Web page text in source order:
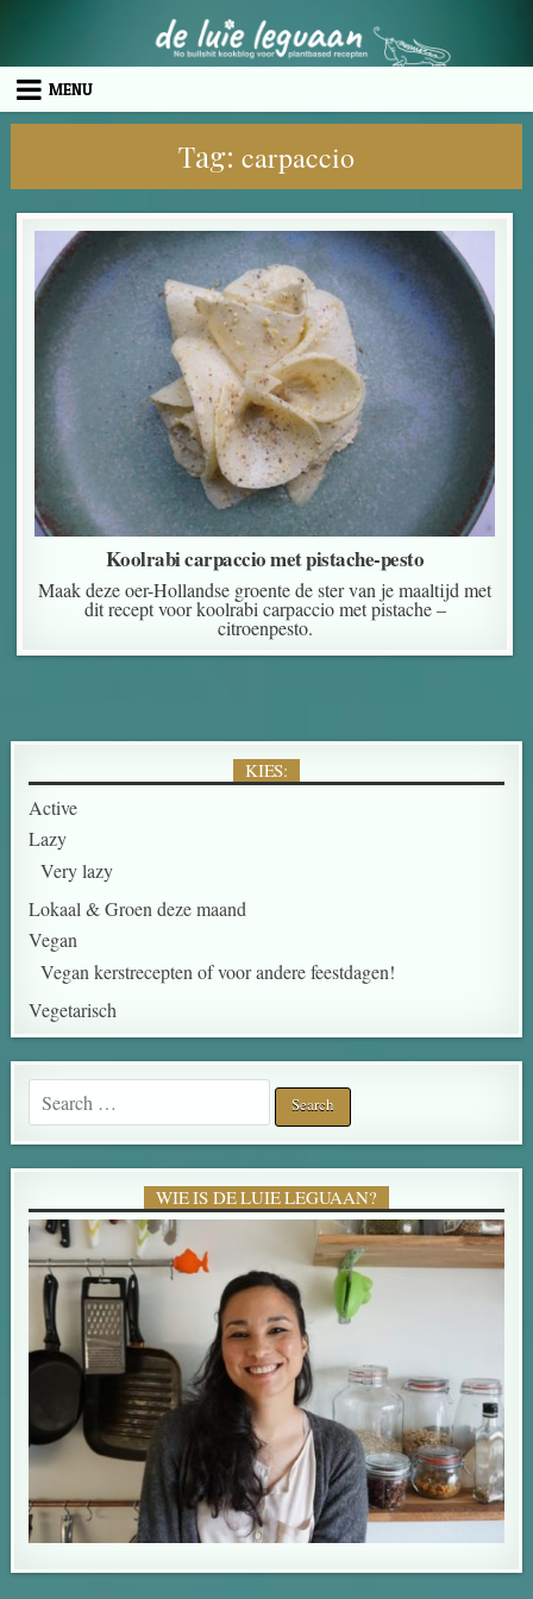
MENU
Tag: carpaccio
Koolrabi carpaccio met pistache-pesto
Maak deze oer-Hollandse groente de ster van je maaltijd met
dit recept voor koolrabi carpaccio met pistache –
citroenpesto.
KIES:
Active
Lazy
Very lazy
Lokaal & Groen deze maand
Vegan
Vegan kerstrecepten of voor andere feestdagen!
Vegetarisch
Search for:
WIE IS DE LUIE LEGUAAN?